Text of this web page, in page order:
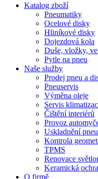
Katalog zboží
Pneumatiky
Ocelové disky
Hliníkové disky
Dojezdová kola
Duše, vložky,
Pytle na pneu
Naše služby
Prodej pneu a
Pneuservis
Výměna oleje
Servis
Čištění interiérů
Provoz
Uskladnění
Kontrola
TPMS
Renovace
Keramická
O firmě